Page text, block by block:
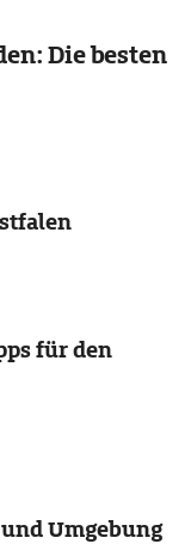
Die besten
für den
Umgebung